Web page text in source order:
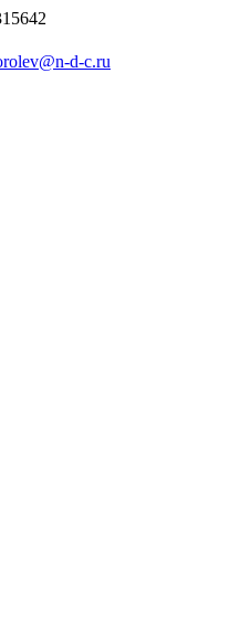
d-c.ru